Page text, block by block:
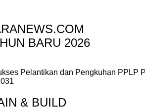
BARU 2026
Pelantikan dan Pengkuhan PPLP
& BUILD